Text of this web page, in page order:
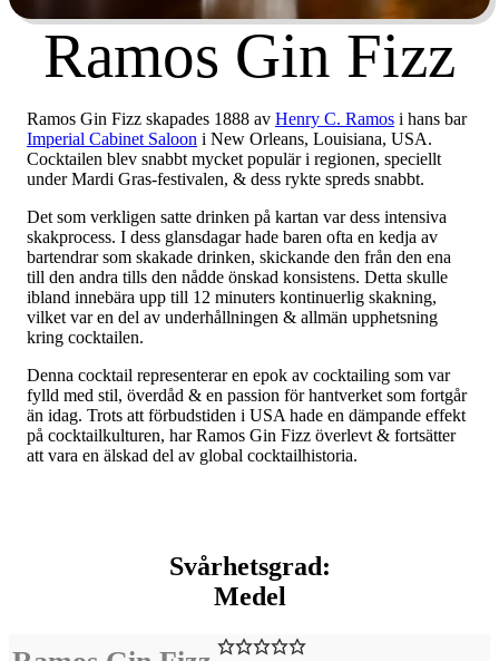
Ramos Gin Fizz
Ramos Gin Fizz skapades 1888 av Henry C. Ramos i hans bar
Imperial Cabinet Saloon i New Orleans, Louisiana, USA.
Cocktailen blev snabbt mycket populär i regionen, speciellt
under Mardi Gras-festivalen, & dess rykte spreds snabbt.
Det som verkligen satte drinken på kartan var dess intensiva
skakprocess. I dess glansdagar hade baren ofta en kedja av
bartendrar som skakade drinken, skickande den från den ena
till den andra tills den nådde önskad konsistens. Detta skulle
ibland innebära upp till 12 minuters kontinuerlig skakning,
vilket var en del av underhållningen & allmän upphetsning
kring cocktailen.
Denna cocktail representerar en epok av cocktailing som var
fylld med stil, överdåd & en passion för hantverket som fortgår
än idag. Trots att förbudstiden i USA hade en dämpande effekt
på cocktailkulturen, har Ramos Gin Fizz överlevt & fortsätter
att vara en älskad del av global cocktailhistoria.
Svårhetsgrad:
Medel